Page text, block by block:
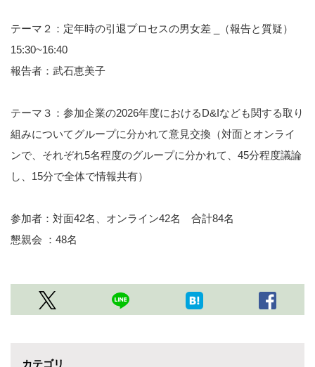
テーマ２：定年時の引退プロセスの男女差 _（報告と質疑）
15:30~16:40
報告者：武石恵美子
テーマ３：参加企業の2026年度におけるD&Iなども関する取り
組みについてグループに分かれて意見交換（対面とオンライ
ンで、それぞれ5名程度のグループに分かれて、45分程度議論
し、15分で全体で情報共有）
参加者：対面42名、オンライン42名 合計84名
懇親会 ：48名
カテゴリ